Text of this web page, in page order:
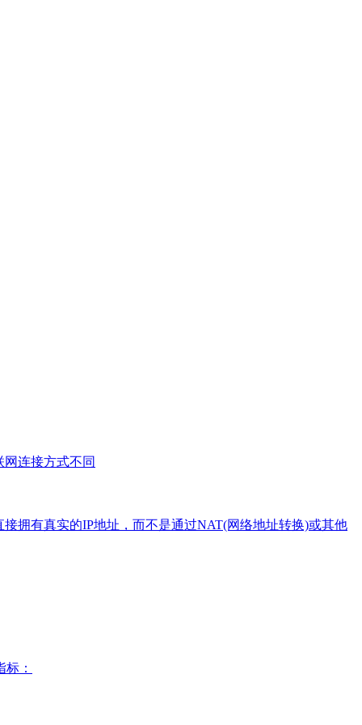
连接方式不同
拥有真实的IP地址，而不是通过NAT(网络地址转换)或其他
：